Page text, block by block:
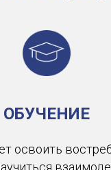
ОБУЧЕНИЕ
освоить